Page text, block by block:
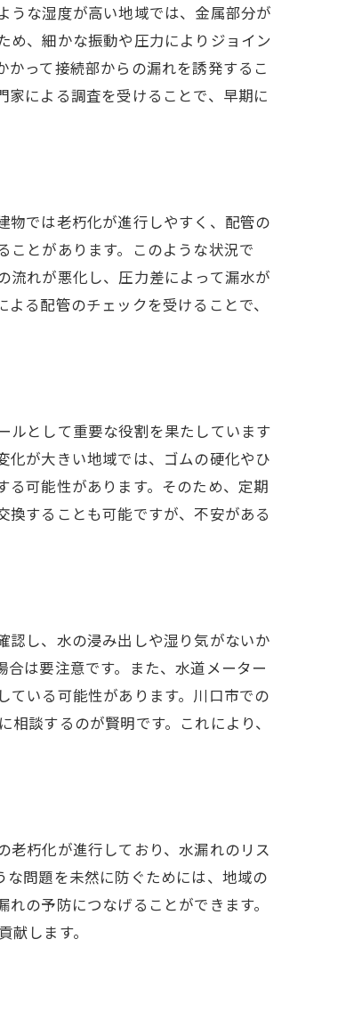
うな湿度が高い地域では、金属部分が
め、細かな振動や圧力によりジョイン
って接続部からの漏れを誘発するこ
による調査を受けることで、早期に
物では老朽化が進行しやすく、配管の
とがあります。このような状況で
流れが悪化し、圧力差によって漏水が
る配管のチェックを受けることで、
ルとして重要な役割を果たしています
化が大きい地域では、ゴムの硬化やひ
可能性があります。そのため、定期
することも可能ですが、不安がある
認し、水の浸み出しや湿り気がないか
は要注意です。また、水道メーター
いる可能性があります。川口市での
談するのが賢明です。これにより、
朽化が進行しており、水漏れのリス
問題を未然に防ぐためには、地域の
の予防につなげることができます。
します。